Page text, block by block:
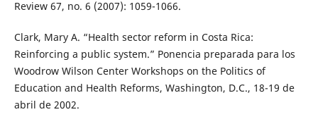
Review 67, no. 6 (2007): 1059-1066.
Clark, Mary A. “Health sector reform in Costa Rica:
Reinforcing a public system.” Ponencia preparada para los
Woodrow Wilson Center Workshops on the Politics of
Education and Health Reforms, Washington, D.C., 18-19 de
abril de 2002.